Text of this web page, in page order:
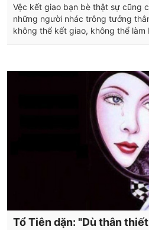
Vệc kết giao bạn bè thật sự cũng
những người nhác trông tưởng
không thể kết giao, không thể làm
Tổ Tiên dặn: "Dù thân